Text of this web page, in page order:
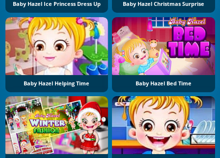
Baby Hazel Ice Princess Dress Up Baby Hazel Christmas Surprise
Baby Hazel Helping Time Baby Hazel Bed Time